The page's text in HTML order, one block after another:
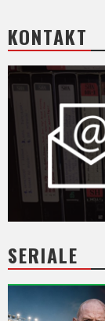
KONTAKT
SERIALE